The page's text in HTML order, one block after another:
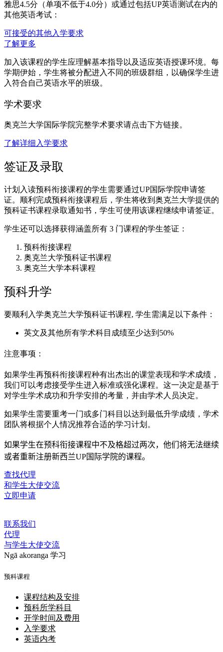
雅思4.5分（单项不低于4.0分）或通过包括UP英语测试在内的
其他英语考试：
可接受的其他入学要求
了解更多
加入该课程的学生应理解基本指导以及适应英语授课环境。每
学期伊始，学生将被分配进入不同的班级群组，以确保学生进
入符合自己英语水平的班级。
学术要求
奥克兰大学国际学院完整学术要求请点击下方链接。
了解详细入学要求
签证及录取
计划入读预科衔接课程的学生需要通过UP国际学院申请签
证。顺利完成预科衔接课程后，学生将收到奥克兰大学提供的
预科证书课程录取通知书，学生可使用该课程继续申请签证。
学生还可以选择获得涵盖所有 3 门课程的学生签证：
预科衔接课程
奥克兰大学预科证书课程
奥克兰大学本科课程
预科升学
要顺利入学奥克兰大学预科证书课程, 学生需满足以下条件：
英文及其他所有学术科目成绩至少达到50%
注意事项：
如果学生再预科衔接课程种有出杰出的课堂表现和学术成绩，
我们可以考虑接受学生进入标准或强化课程。这一决定是基于
对学生学术成功和升学安排的考量，并由学术人员决定。
如果学生需要重考一门或多门科目以达到最低升学成绩，学术
团队将根据个人情况推荐合适的学习计划。
如果学生在预科衔接课程中不及格超过两次，他们将无法继续
或者重新注册新西兰UP国际学院的课程。
查找代理
和学生大使交流
立即申请
联系我们
代理
与学生大使交流
Ngā akoranga 学习
预科课程
课程结构及安排
预科所学科目
开学时间及费用
入学要求
英语内考